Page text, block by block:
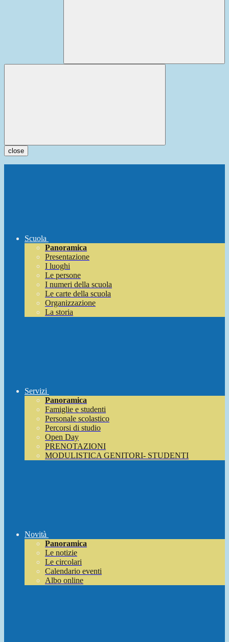
close
Scuola
Panoramica
Presentazione
I luoghi
Le persone
I numeri della scuola
Le carte della scuola
Organizzazione
La storia
Servizi
Panoramica
Famiglie e studenti
Personale scolastico
Percorsi di studio
Open Day
PRENOTAZIONI
MODULISTICA GENITORI- STUDENTI
Novità
Panoramica
Le notizie
Le circolari
Calendario eventi
Albo online